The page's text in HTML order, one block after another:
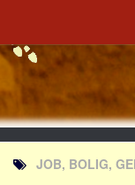
Portal
Udvandrerne.dk
Utvandrerne.no
Utvandrarna.se
Tyskland.dk
JOB, BOLIG,